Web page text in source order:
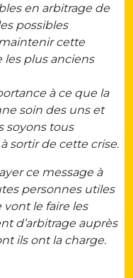
en arbitrage de
possibles
cette
les plus anciens
à ce que la
soin des uns et
soyons tous
sortir de cette crise.
ce message à
personnes utiles
le faire les
d’arbitrage auprès
ils ont la charge.